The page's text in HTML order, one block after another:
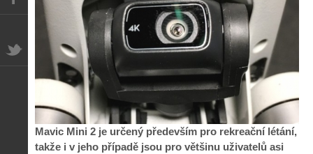
Mavic Mini 2 je určený především pro rekreační létání,
takže i v jeho případě jsou pro většinu uživatelů asi